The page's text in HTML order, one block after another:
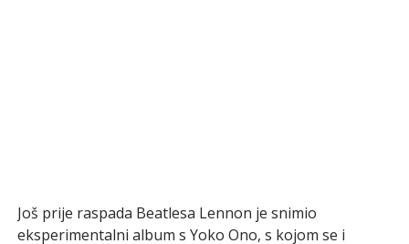
Još prije raspada Beatlesa Lennon je snimio
eksperimentalni album s Yoko Ono, s kojom se i